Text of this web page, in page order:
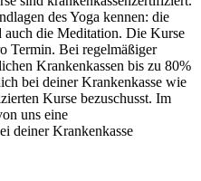
des Yoga kennen: die
die Meditation. Die Kurse
Termin. Bei regelmäßiger
Krankenkassen bis zu 80%
bei deiner Krankenkasse wie
Kurse bezuschusst. Im
uns eine
deiner Krankenkasse